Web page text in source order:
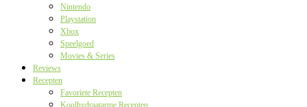
Nintendo
Playstation
Xbox
Speelgoed
Movies & Series
Reviews
Recepten
Favoriete Recepten
Koolhydraatarme Recepten